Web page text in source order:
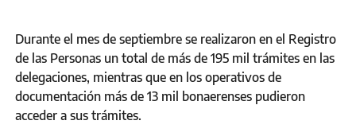
Durante el mes de septiembre se realizaron en el Registro
de las Personas un total de más de 195 mil trámites en las
delegaciones, mientras que en los operativos de
documentación más de 13 mil bonaerenses pudieron
acceder a sus trámites.